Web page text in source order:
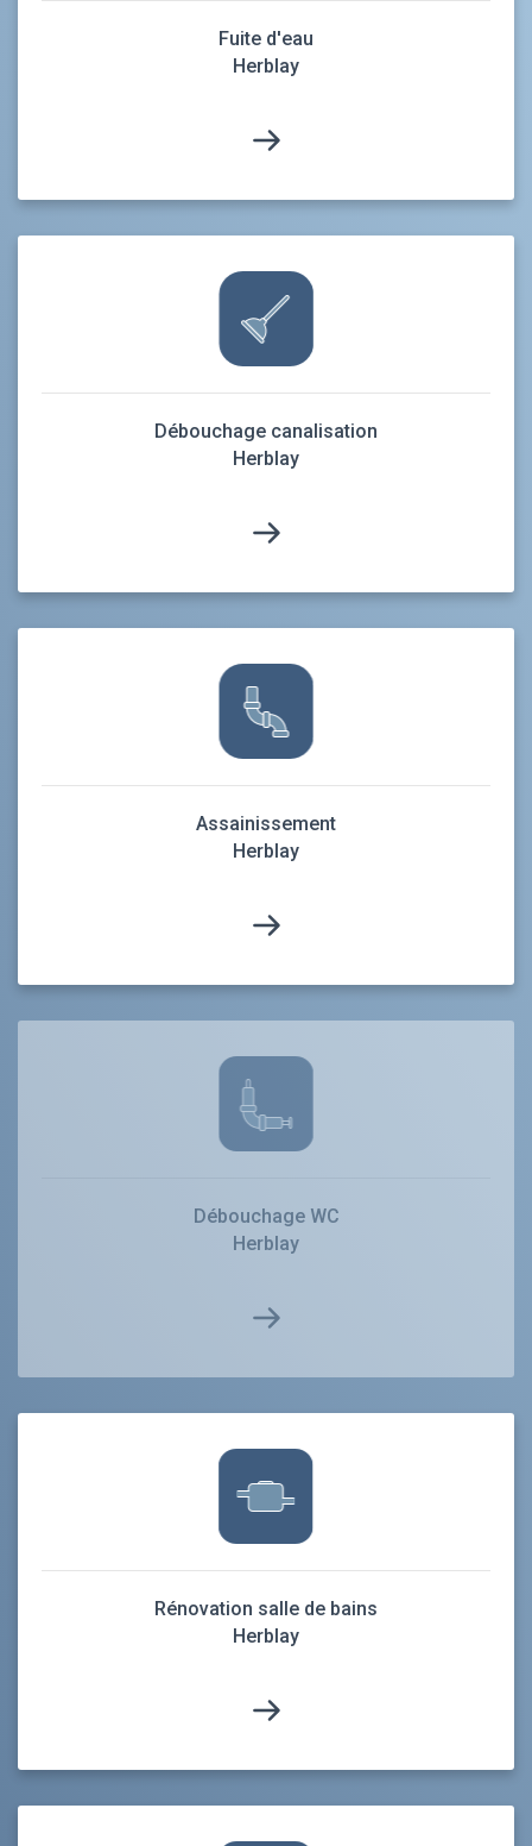
Fuite d'eau
Herblay
Débouchage canalisation
Herblay
Assainissement
Herblay
Débouchage WC
Herblay
Rénovation salle de bains
Herblay